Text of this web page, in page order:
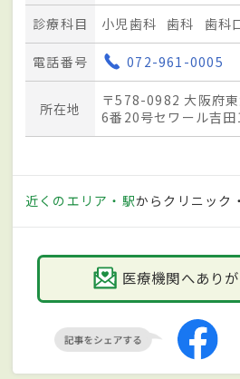
診療科目 小児歯科 歯科 歯科
電話番号 072-961-0005
所在地
〒578-0982 大阪府
6番20号セワール吉田
近くのエリア・駅からクリニック
医療機関へあり